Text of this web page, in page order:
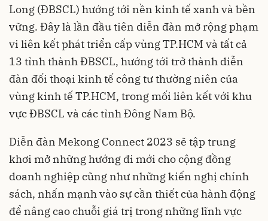
Long (ĐBSCL) hướng tới nền kinh tế xanh và bền
vững. Đây là lần đầu tiên diễn đàn mở rộng phạm
vi liên kết phát triển cấp vùng TP.HCM và tất cả
13 tỉnh thành ĐBSCL, hướng tới trở thành diễn
đàn đối thoại kinh tế công tư thường niên của
vùng kinh tế TP.HCM, trong mối liên kết với khu
vực ĐBSCL và các tỉnh Đông Nam Bộ.
Diễn đàn Mekong Connect 2023 sẽ tập trung
khơi mở những hướng đi mới cho cộng đồng
doanh nghiệp cũng như những kiến nghị chính
sách, nhấn mạnh vào sự cần thiết của hành động
để nâng cao chuỗi giá trị trong những lĩnh vực